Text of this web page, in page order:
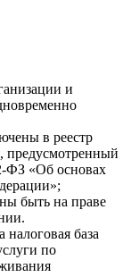
и
в реестр
предусмотренный
ФЗ «Об основах
быть на праве
налоговая база
по